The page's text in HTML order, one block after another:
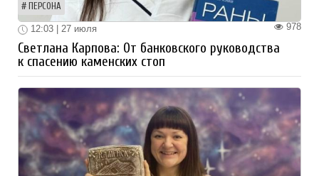
ПЕРСОНА
978
12:03 | 27 июля
Светлана Карпова: От банковского руководства
к спасению каменских стоп